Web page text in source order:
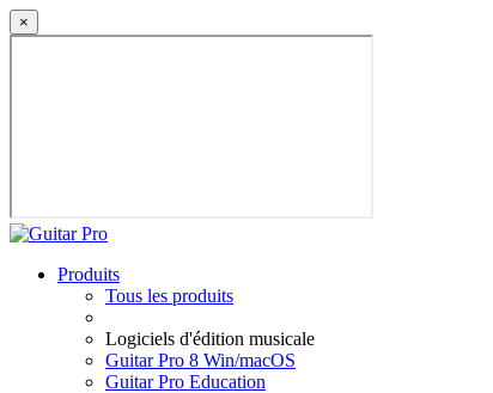
×
Produits
Tous les produits
Logiciels d'édition musicale
Guitar Pro 8 Win/macOS
Guitar Pro Education